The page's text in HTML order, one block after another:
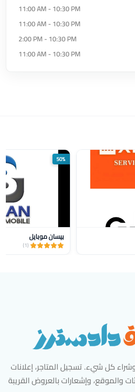
11:00 AM - 10:30 PM
11:00 AM - 10:30 PM
2:00 PM - 10:30 PM
11:00 AM - 10:30 PM
50%
بيسان موبايل
(1)
كل شيء. تسجيل المتاجر، إعلانات
والموقع، وإشعارات بالعروض القريبة